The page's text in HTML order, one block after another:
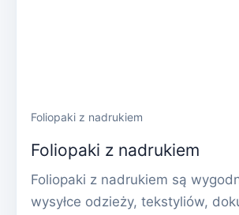
Foliopaki z nadrukiem
Foliopaki z nadrukiem
Foliopaki z nadrukiem są
wysyłce odzieży, tekstyliów,